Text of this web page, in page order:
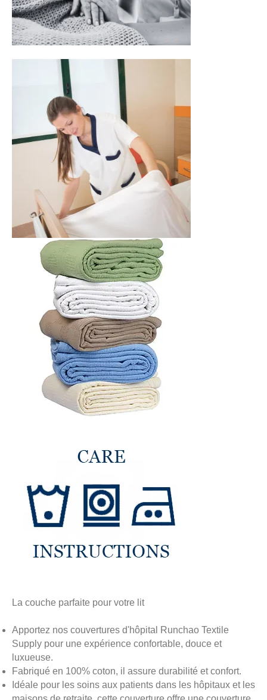
La couche parfaite pour votre lit
Apportez nos couvertures d'hôpital Runchao Textile
Supply pour une expérience confortable, douce et
luxueuse.
Fabriqué en 100% coton, il assure durabilité et confort.
Idéale pour les soins aux patients dans les hôpitaux et les